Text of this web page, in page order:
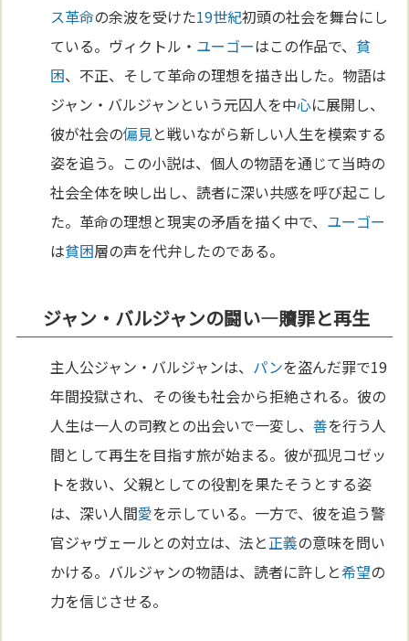
ス革命の余波を受けた19世紀初頭の社会を舞台にし
ている。ヴィクトル・ ユーゴーはこの作品で、 貧
困、不正、そして革命の理想を描き出した。物語は
ジャン・バルジャンという元囚人を中心に展開し、
彼が社会の偏見と戦いながら新しい人生を模索する
姿を追う。この小説は、個人の物語を通じて当時の
社会全体を映し出し、読者に深い共感を呼び起こし
た。革命の理想と現実の矛盾を描く中で、 ユーゴー
は貧困層の声を代弁したのである。
ジャン・バルジャンの闘い—贖罪と再生
主人公ジャン・バルジャンは、 パンを盗んだ罪で19
年間投獄され、その後も社会から拒絶される。彼の
人生は一人の司教との出会いで一変し、善を行う人
間として再生を目指す旅が始まる。彼が孤児コゼッ
トを救い、父親としての役割を果たそうとする姿
は、深い人間愛を示している。一方で、彼を追う警
官ジャヴェールとの対立は、法と正義の意味を問い
かける。バルジャンの物語は、読者に許しと希望の
力を信じさせる。